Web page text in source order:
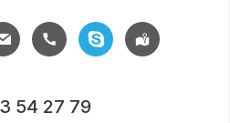
handsetskype
location-
alt
54 27 79